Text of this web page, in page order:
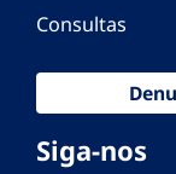
Consultas
Siga-nos